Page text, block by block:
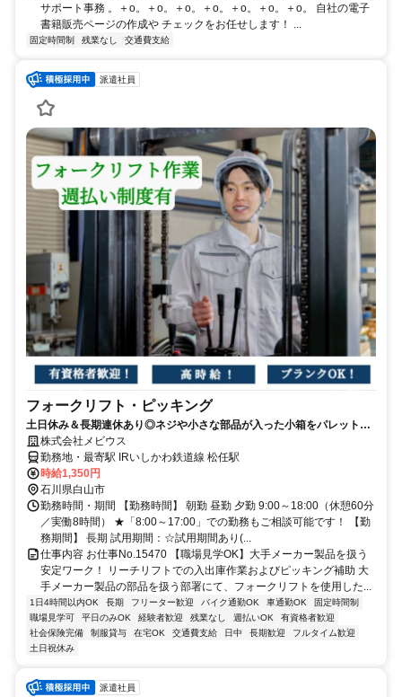
サポート事務 。＋o。＋o。＋o。＋o。＋o。＋o。＋o。 自社の電子
書籍販売ページの作成や チェックをお任せします！ ...
固定時間制 残業なし 交通費支給
派遣社員
フォークリフト・ピッキング
土日休み＆長期連休あり◎ネジや小さな部品が入った小箱をパレットに
積んで運ぶフォークリフト作業
株式会社メビウス
勤務地・最寄駅 IRいしかわ鉄道線 松任駅
時給1,350円
石川県白山市
勤務時間・期間 【勤務時間】 朝勤 昼勤 夕勤 9:00～18:00（休憩60分
／実働8時間） ★「8:00～17:00」での勤務もご相談可能です！ 【勤
務期間】 長期 試用期間：☆試用期間あり(...
仕事内容 お仕事No.15470 【職場見学OK】大手メーカー製品を扱う
安定ワーク！ リーチリフトでの入出庫作業およびピッキング補助 大
手メーカー製品の部品を扱う部署にて、フォークリフトを使用した...
1日4時間以内OK 長期 フリーター歓迎 バイク通勤OK 車通勤OK
固定時間制
職場見学可
平日のみOK 経験者歓迎 残業なし 週払いOK
有資格者歓迎
社会保険完備
制服貸与 在宅OK 交通費支給 日中 長期歓迎
フルタイム歓迎
土日祝休み
派遣社員